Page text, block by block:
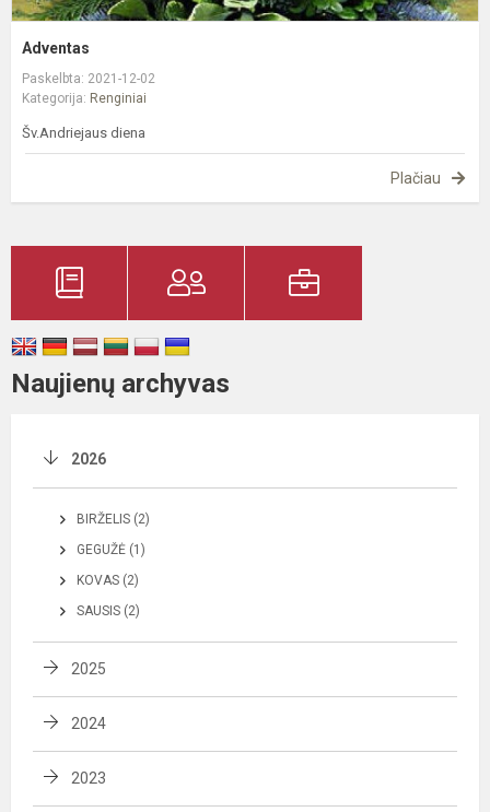
Adventas
Paskelbta: 2021-12-02
Kategorija: Renginiai
Šv.Andriejaus diena
Plačiau
Naujienų archyvas
2026
BIRŽELIS (2)
GEGUŽĖ (1)
KOVAS (2)
SAUSIS (2)
2025
2024
2023